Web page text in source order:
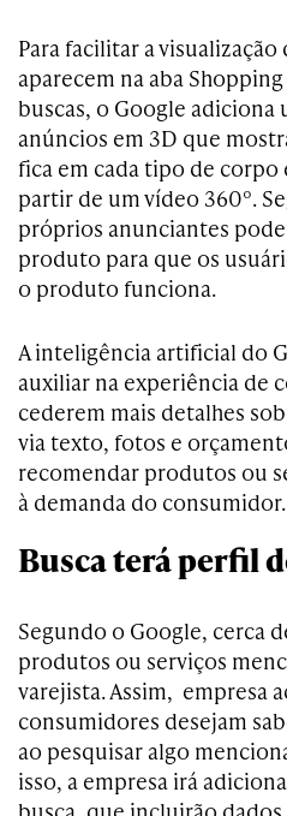
Para facilitar a
aparecem na aba
buscas, o Google adiciona
anúncios em 3D que
fica em cada tipo de
partir de um vídeo 360º.
próprios anunciantes
produto para que os
o produto funciona.
A inteligência artificial do
auxiliar na experiência de
cederem mais detalhes
via texto, fotos e
recomendar produtos ou
à demanda do consumidor.
Busca terá perfil
Segundo o Google, cerca
produtos ou serviços
varejista. Assim, empresa
consumidores desejam
ao pesquisar algo
isso, a empresa irá